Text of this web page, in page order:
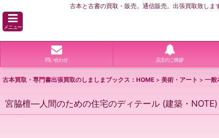
古本と古書の買取・販売。通信販売。出張買取致し
メニュー
問い合わせ 店主のご挨拶
古本買取・専門書出張買取のしましまブックス：HOME > 美術・アート > 一般
宮脇檀―人間のための住宅のディテール (建築・